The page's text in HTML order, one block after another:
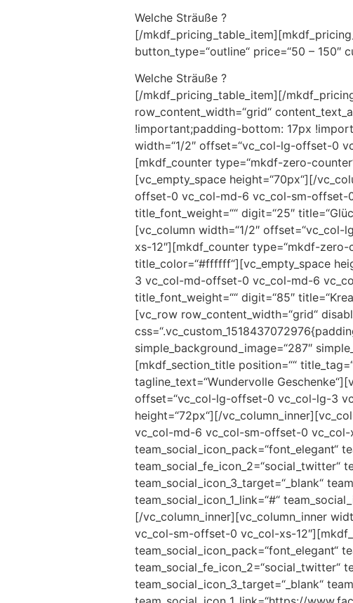
Welche Sträuße ?
[/
button_type=“outline“ price=“50 – 150″
Welche Sträuße ?
[/mkdf_pricing_table_item][/
row_content_width=“grid“
!important;padding-bottom: 17px
width=“1/2″ offset=“vc_col-lg-offset-0
[mkdf_counter type=“mkdf-zero-
[vc_empty_space height=“70px“][/
offset-0 vc_col-md-6 vc_col-sm-offset-
title_font_weight=““ digit=“25″
[vc_column width=“1/2″
xs-12″][mkdf_counter type=“mkdf-zero-
title_color=“#ffffff“][vc_empty_space
3 vc_col-md-offset-0 vc_col-md-6
title_font_weight=““ digit=“85″
[vc_row row_content_width=“grid“
simple_background_image=“287″
[mkdf_section_title position=““
tagline_text=“Wundervolle
offset=“vc_col-lg-offset-0 vc_col-lg-3
height=“72px“][/
vc_col-md-6 vc_col-sm-offset-0 vc_col-
team_social_icon_pack=“font_elegant“
team_social_fe_icon_2=“social_twitter“
team_social_icon_3_target=“_blank“
team_social_icon_1_link=“#“
[/vc_column_inner][vc_column_inner
vc_col-sm-offset-0 vc_col-xs-
team_social_icon_pack=“font_elegant“
team_social_fe_icon_2=“social_twitter“
team_social_icon_3_target=“_blank“